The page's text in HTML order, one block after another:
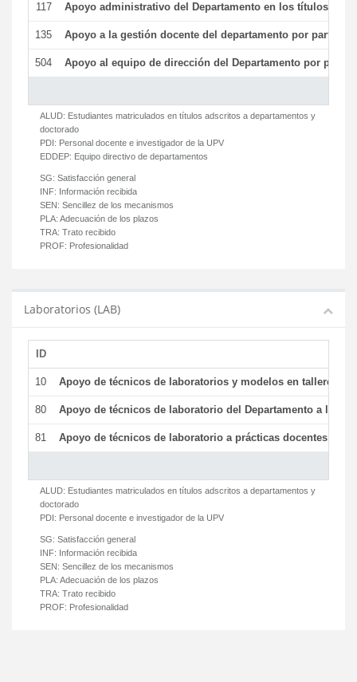
117 Apoyo administrativo del Departamento en los títulos de
135 Apoyo a la gestión docente del departamento por parte
504 Apoyo al equipo de dirección del Departamento por parte
ALUD: Estudiantes matriculados en títulos adscritos a departamentos y
doctorado
PDI: Personal docente e investigador de la UPV
EDDEP: Equipo directivo de departamentos
SG: Satisfacción general
INF: Información recibida
SEN: Sencillez de los mecanismos
PLA: Adecuación de los plazos
TRA: Trato recibido
PROF: Profesionalidad
Laboratorios (LAB)
ID
10 Apoyo de técnicos de laboratorios y modelos en talleres/
80 Apoyo de técnicos de laboratorio del Departamento a la
81 Apoyo de técnicos de laboratorio a prácticas docentes y
ALUD: Estudiantes matriculados en títulos adscritos a departamentos y
doctorado
PDI: Personal docente e investigador de la UPV
SG: Satisfacción general
INF: Información recibida
SEN: Sencillez de los mecanismos
PLA: Adecuación de los plazos
TRA: Trato recibido
PROF: Profesionalidad